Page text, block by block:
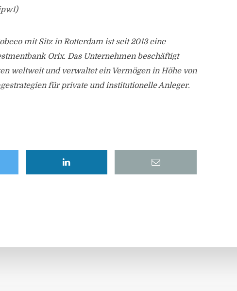
mit Sitz in Rotterdam ist seit 2013 eine
Orix. Das Unternehmen beschäftigt
weltweit und verwaltet ein Vermögen in Höhe von
für private und institutionelle Anleger.